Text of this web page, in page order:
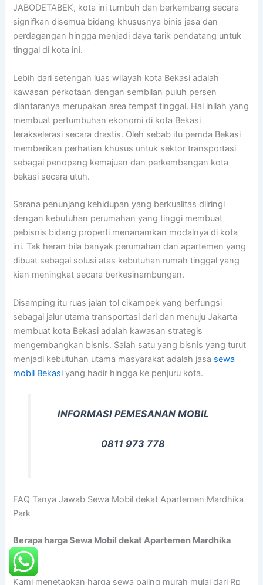
JABODETABEK, kota ini tumbuh dan berkembang secara
signifkan disemua bidang khususnya binis jasa dan
perdagangan hingga menjadi daya tarik pendatang untuk
tinggal di kota ini.
Lebih dari setengah luas wilayah kota Bekasi adalah
kawasan perkotaan dengan sembilan puluh persen
diantaranya merupakan area tempat tinggal. Hal inilah yang
membuat pertumbuhan ekonomi di kota Bekasi
terakselerasi secara drastis. Oleh sebab itu pemda Bekasi
memberikan perhatian khusus untuk sektor transportasi
sebagai penopang kemajuan dan perkembangan kota
bekasi secara utuh.
Sarana penunjang kehidupan yang berkualitas diiringi
dengan kebutuhan perumahan yang tinggi membuat
pebisnis bidang properti menanamkan modalnya di kota
ini. Tak heran bila banyak perumahan dan apartemen yang
dibuat sebagai solusi atas kebutuhan rumah tinggal yang
kian meningkat secara berkesinambungan.
Disamping itu ruas jalan tol cikampek yang berfungsi
sebagai jalur utama transportasi dari dan menuju Jakarta
membuat kota Bekasi adalah kawasan strategis
mengembangkan bisnis. Salah satu yang bisnis yang turut
menjadi kebutuhan utama masyarakat adalah jasa sewa
mobil Bekasi yang hadir hingga ke penjuru kota.
INFORMASI PEMESANAN MOBIL
0811 973 778
FAQ Tanya Jawab Sewa Mobil dekat Apartemen Mardhika
Park
Berapa harga Sewa Mobil dekat Apartemen Mardhika
Park?
Kami menetapkan harga sewa paling murah mulai dari Rp